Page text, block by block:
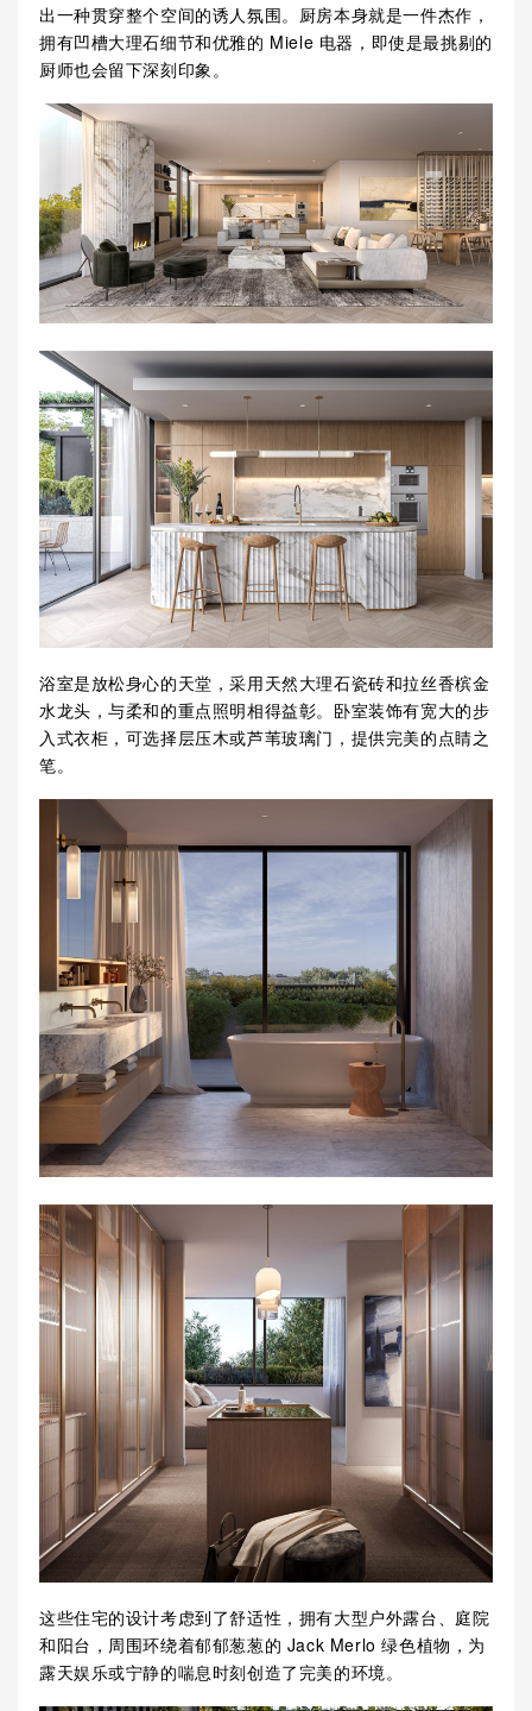
出一种贯穿整个空间的诱人氛围。厨房本身就是一件杰作，
拥有凹槽大理石细节和优雅的 Miele 电器，即使是最挑剔的
厨师也会留下深刻印象。
浴室是放松身心的天堂，采用天然大理石瓷砖和拉丝香槟金
水龙头，与柔和的重点照明相得益彰。卧室装饰有宽大的步
入式衣柜，可选择层压木或芦苇玻璃门，提供完美的点睛之
笔。
这些住宅的设计考虑到了舒适性，拥有大型户外露台、庭院
和阳台，周围环绕着郁郁葱葱的 Jack Merlo 绿色植物，为
露天娱乐或宁静的喘息时刻创造了完美的环境。